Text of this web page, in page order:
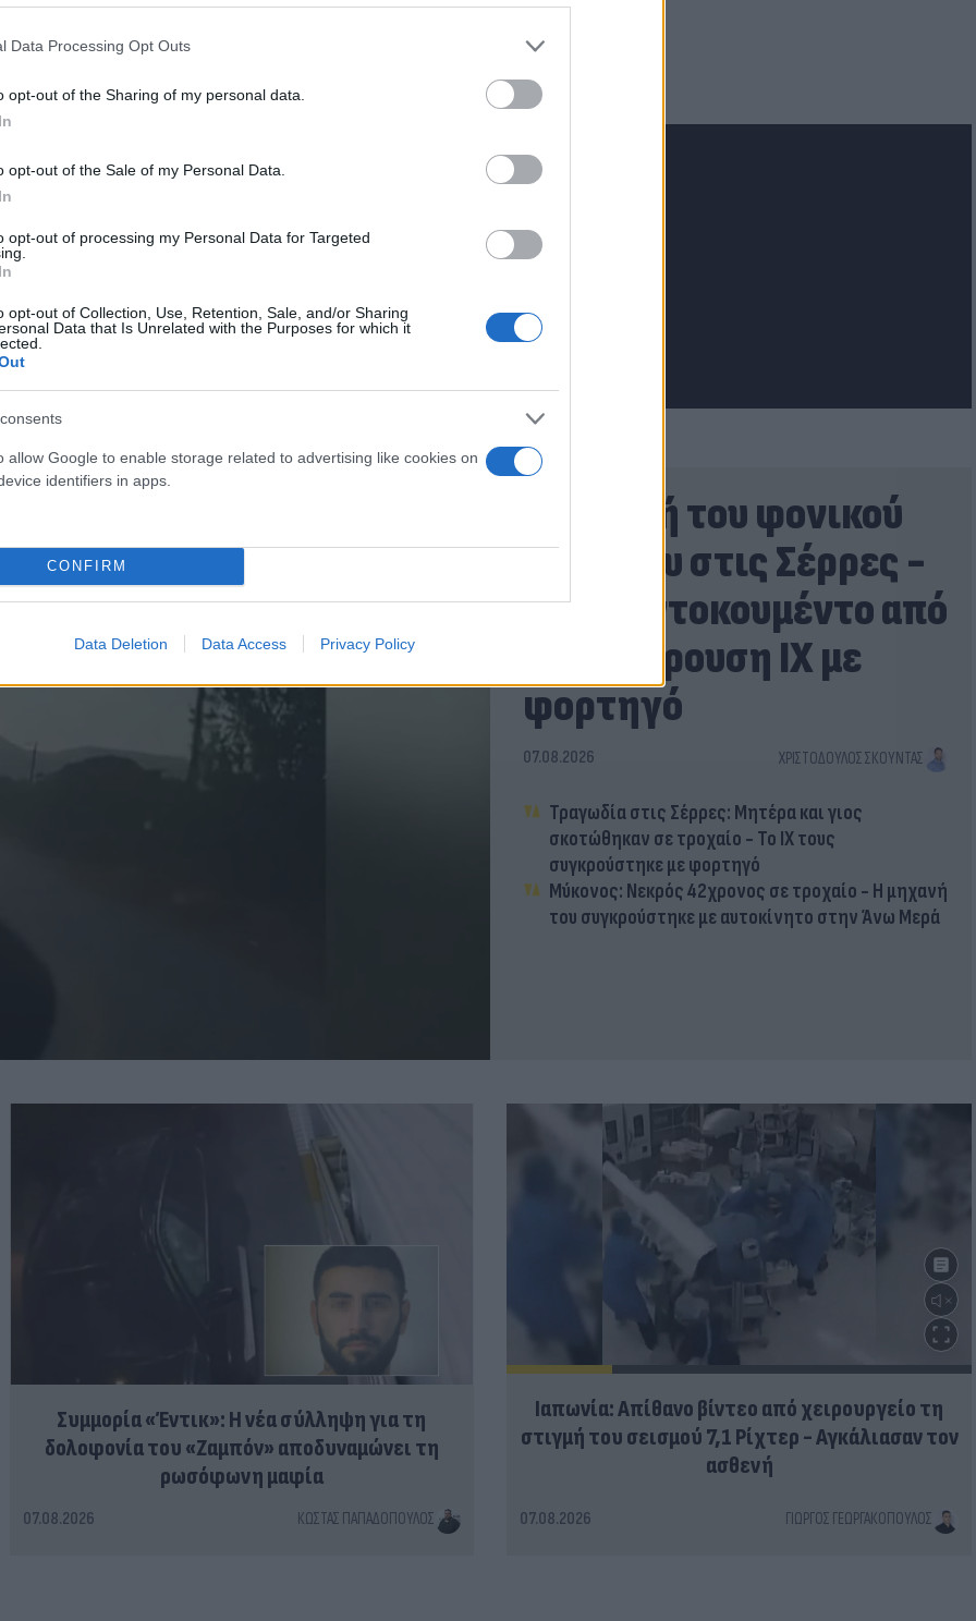
Data Processing Opt Outs
opt-out of the Sharing of my personal data.
opt-out of the Sale of my Personal Data.
opt-out of processing my Personal Data for Targeted
opt-out of Collection, Use, Retention, Sale, and/or Sharing
Data that Is Unrelated with the Purposes for which it
allow Google to enable storage related to advertising like cookies on
identifiers in apps.
CONFIRM
Data Deletion Data Access Privacy Policy
έρχονται στο επίκεντρο τα Eurofighter
μην μένεις στο σκοτάδι... ακολούθησε το Flash.gr
Η στιγμή του φονικού
τροχαίου στις Σέρρες -
Βίντεο ντοκουμέντο από
τη σύγκρουση ΙΧ με
φορτηγό
07.08.2026 ΧΡΙΣΤΌΔΟΥΛΟΣ ΣΚΟΎΝΤΑΣ
Τραγωδία στις Σέρρες: Μητέρα και γιος
σκοτώθηκαν σε τροχαίο - Το ΙΧ τους
συγκρούστηκε με φορτηγό
Μύκονος: Νεκρός 42χρονος σε τροχαίο - Η μηχανή
του συγκρούστηκε με αυτοκίνητο στην Άνω Μερά
Συμμορία «Έντικ»: Η νέα σύλληψη για τη
δολοφονία του «Ζαμπόν» αποδυναμώνει τη
ρωσόφωνη μαφία
07.08.2026 ΚΏΣΤΑΣ ΠΑΠΑΔΌΠΟΥΛΟΣ
Ιαπωνία: Απίθανο βίντεο από χειρουργείο τη
στιγμή του σεισμού 7,1 Ρίχτερ - Αγκάλιασαν τον
ασθενή
07.08.2026 ΓΙΏΡΓΟΣ ΓΕΩΡΓΑΚΌΠΟΥΛΟΣ